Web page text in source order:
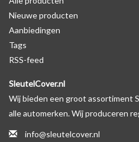
Merk: SleutelCover
Geschikt voor: Peugeot
Gewicht: 20g
Materiaal: Siliconen
Geschikt voor o.a. de volgende
* Afhankelijk van het bouwjaar
voorbeeld in de productfoto's
Nieuwe producten
Aanbiedingen
Tags
RSS-feed
SleutelCover.nl
Wij bieden een groot assortiment
alle automerken. Wij produceren
info@sleutelcover.nl